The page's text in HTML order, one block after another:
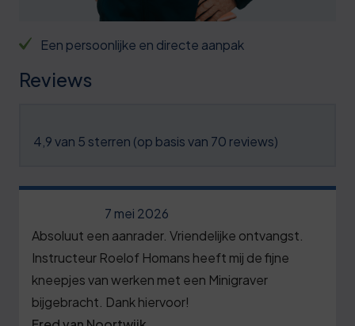
Een persoonlijke en directe aanpak
Reviews
4,9 van 5 sterren (op basis van 70 reviews)
7 mei 2026
Absoluut een aanrader. Vriendelijke ontvangst.
Instructeur Roelof Homans heeft mij de fijne
kneepjes van werken met een Minigraver
bijgebracht. Dank hiervoor!
9
2
8
1
7
0
3
4
4
5
7
7
8
9
9
0
6
1
1
2
7
2
7
0
1
3
4
6
7
8
0
5
0